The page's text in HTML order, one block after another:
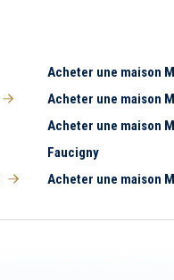
Acheter une maison
Acheter une maison
Acheter une maison
Faucigny
Acheter une maison